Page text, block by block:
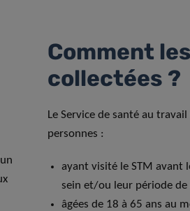
Comment
collectées ?
Le Service de santé au
personnes :
ayant visité le STM avant
sein et/ou leur période
âgées de 18 à 65 ans au